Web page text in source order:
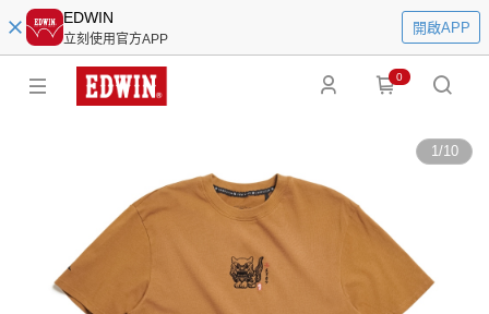
EDWIN
立刻使用官方APP
開啟APP
0
1/10